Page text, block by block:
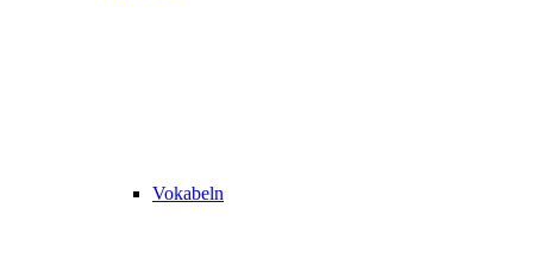
Vokabeln